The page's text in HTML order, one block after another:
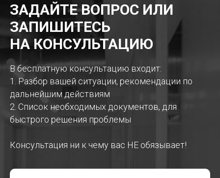
ЗАДАЙТЕ ВОПРОС ИЛИ
ЗАПИШИТЕСЬ
НА КОНСУЛЬТАЦИЮ
В бесплатную консультацию входит:
1. Разбор вашей ситуации, рекомендации по
дальнейшим действиям
2. Список необходимых документов, для
быстрого решения проблемы
Консультация ни к чему вас НЕ обязывает!